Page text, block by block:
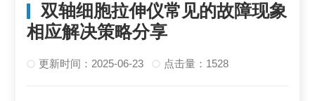
双轴细胞拉伸仪常见的故障现象
相应解决策略分享
更新时间：2025-06-23 点击量：1528